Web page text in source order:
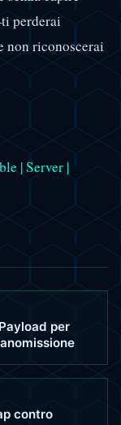
perderai
non riconoscerai
| Server |
per
contro